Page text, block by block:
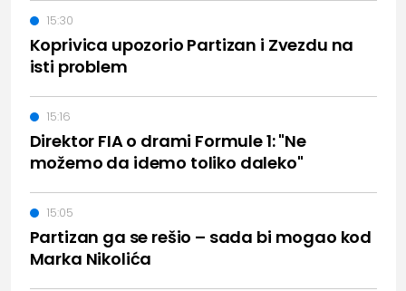
Koprivica upozorio Partizan i Zvezdu na
isti problem
15:30
Direktor FIA o drami Formule 1: "Ne
možemo da idemo toliko daleko"
15:16
Partizan ga se rešio – sada bi mogao kod
Marka Nikolića
15:05